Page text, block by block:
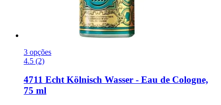
3 opções
4.5 (2)
4711 Echt Kölnisch Wasser -​ Eau de Cologne,
75 ml